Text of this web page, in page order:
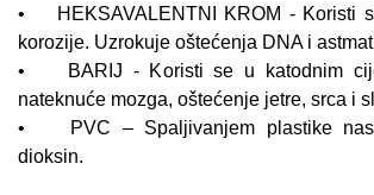
• HEKSAVALENTNI KROM - Koristi
korozije. Uzrokuje oštećenja DNA i
• BARIJ - Koristi se u katodnim
nateknuće mozga, oštećenje jetre, srca i
• PVC – Spaljivanjem plastike
dioksin.